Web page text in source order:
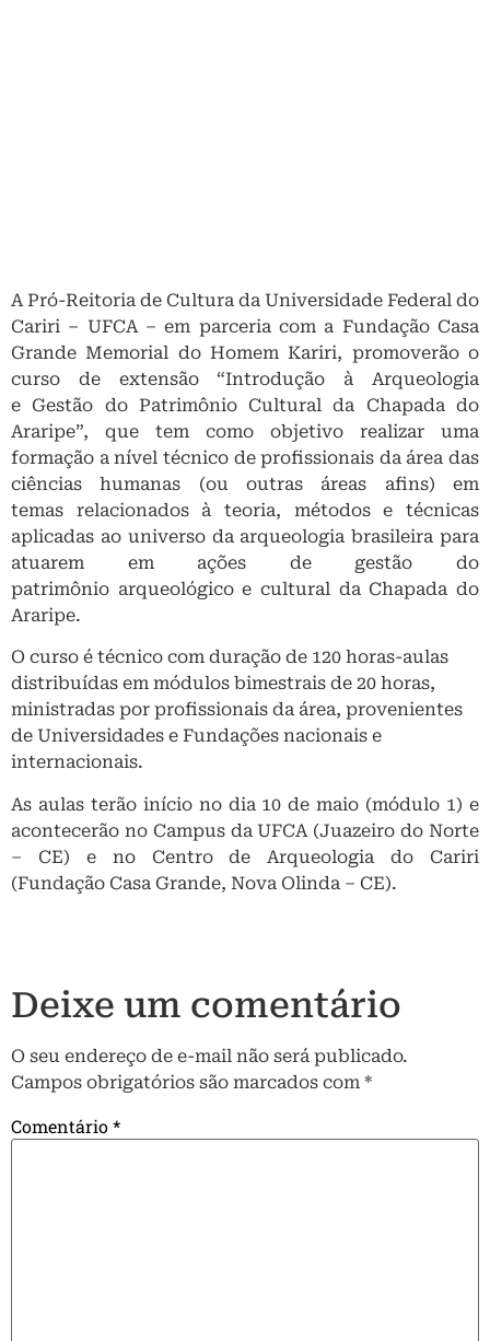
A Pró-Reitoria de Cultura da Universidade Federal do
Cariri – UFCA – em parceria com a Fundação Casa
Grande Memorial do Homem Kariri, promoverão o
curso de extensão “Introdução à Arqueologia
e Gestão do Patrimônio Cultural da Chapada do
Araripe”, que tem como objetivo realizar uma
formação a nível técnico de profissionais da área das
ciências humanas (ou outras áreas afins) em
temas relacionados à teoria, métodos e técnicas
aplicadas ao universo da arqueologia brasileira para
atuarem em ações de gestão do
patrimônio arqueológico e cultural da Chapada do
Araripe.
O curso é técnico com duração de 120 horas-aulas
distribuídas em módulos bimestrais de 20 horas,
ministradas por profissionais da área, provenientes
de Universidades e Fundações nacionais e
internacionais.
As aulas terão início no dia 10 de maio (módulo 1) e
acontecerão no Campus da UFCA (Juazeiro do Norte
– CE) e no Centro de Arqueologia do Cariri
(Fundação Casa Grande, Nova Olinda – CE).
Deixe um comentário
O seu endereço de e-mail não será publicado.
Campos obrigatórios são marcados com *
Comentário*